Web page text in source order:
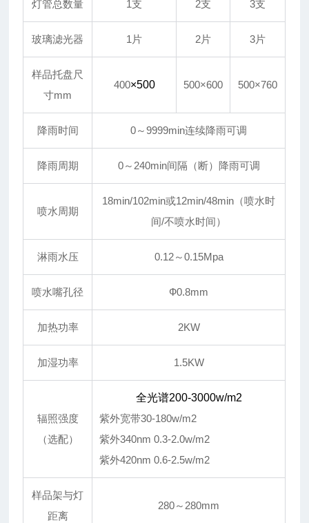
灯管总数量 1支 2支 3支
玻璃滤光器 1片 2片 3片
样品托盘尺
寸mm
400×500 500×600 500×760
降雨时间 0～9999min连续降雨可调
降雨周期 0～240min间隔（断）降雨可调
喷水周期
18min/102min或12min/48min（喷水时
间/不喷水时间）
淋雨水压 0.12～0.15Mpa
喷水嘴孔径 Ф0.8mm
加热功率 2KW
加湿功率 1.5KW
辐照强度
（选配）
全光谱200-3000w/m2
紫外宽带30-180w/m2
紫外340nm 0.3-2.0w/m2
紫外420nm 0.6-2.5w/m2
样品架与灯
距离
280～280mm